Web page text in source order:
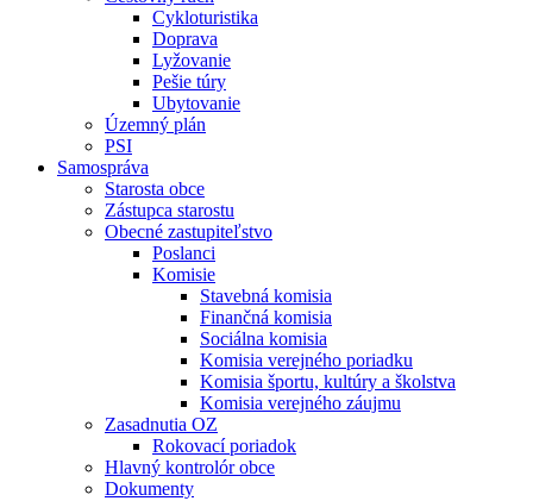
Cykloturistika
Doprava
Lyžovanie
Pešie túry
Ubytovanie
Územný plán
PSI
Samospráva
Starosta obce
Zástupca starostu
Obecné zastupiteľstvo
Poslanci
Komisie
Stavebná komisia
Finančná komisia
Sociálna komisia
Komisia verejného poriadku
Komisia športu, kultúry a školstva
Komisia verejného záujmu
Zasadnutia OZ
Rokovací poriadok
Hlavný kontrolór obce
Dokumenty